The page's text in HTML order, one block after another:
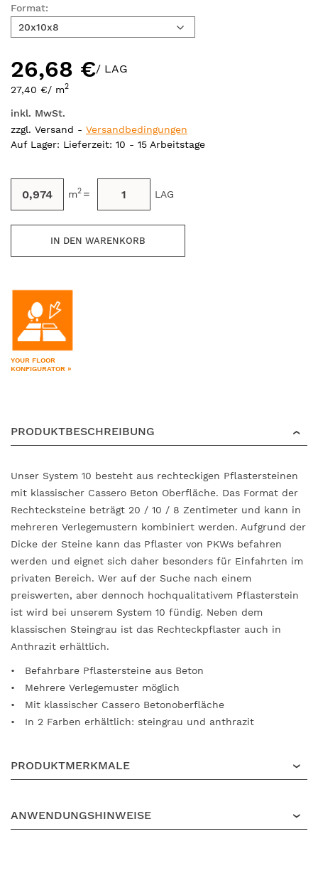
Format:
20x10x8
26,68 €/ LAG
27,40 €/ m2
inkl. MwSt.
zzgl. Versand - Versandbedingungen
Auf Lager: Lieferzeit: 10 - 15 Arbeitstage
m2 = LAG
IN DEN WARENKORB
YOUR FLOOR
KONFIGURATOR »
PRODUKTBESCHREIBUNG
Unser System 10 besteht aus rechteckigen Pflastersteinen
mit klassischer Cassero Beton Oberfläche. Das Format der
Rechtecksteine beträgt 20 / 10 / 8 Zentimeter und kann in
mehreren Verlegemustern kombiniert werden. Aufgrund der
Dicke der Steine kann das Pflaster von PKWs befahren
werden und eignet sich daher besonders für Einfahrten im
privaten Bereich. Wer auf der Suche nach einem
preiswerten, aber dennoch hochqualitativem Pflasterstein
ist wird bei unserem System 10 fündig. Neben dem
klassischen Steingrau ist das Rechteckpflaster auch in
Anthrazit erhältlich.
Befahrbare Pflastersteine aus Beton
Mehrere Verlegemuster möglich
Mit klassischer Cassero Betonoberfläche
In 2 Farben erhältlich: steingrau und anthrazit
PRODUKTMERKMALE
ANWENDUNGSHINWEISE